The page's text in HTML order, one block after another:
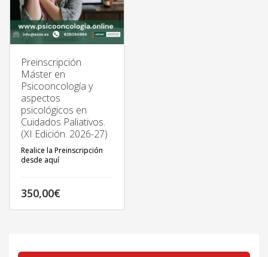
Preinscripción
Máster en
Psicooncología y
aspectos
psicológicos en
Cuidados Paliativos.
(XI Edición. 2026-27)
Realice la Preinscripción
desde aquí
TODA LA INFORMACIÓN
350,00€